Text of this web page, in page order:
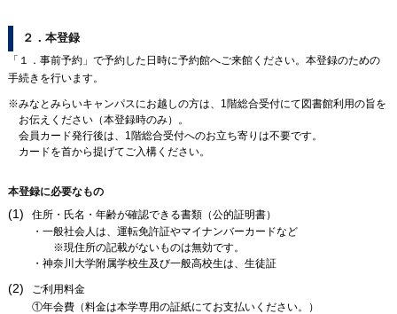
２．本登録
「１．事前予約」で予約した日時に予約館へご来館ください。本登録のための
手続きを行います。
みなとみらいキャンパスにお越しの方は、1階総合受付にて図書館利用の旨を
お伝えください（本登録時のみ）。
会員カード発行後は、1階総合受付へのお立ち寄りは不要です。
カードを首から提げてご入構ください。
本登録に必要なもの
(1)
住所・氏名・年齢が確認できる書類（公的証明書）
一般社会人は、運転免許証やマイナンバーカードなど
※現住所の記載がないものは無効です。
神奈川大学附属学校生及び一般高校生は、生徒証
(2)
ご利用料金
①年会費（料金は本学専用の証紙にてお支払いください。）